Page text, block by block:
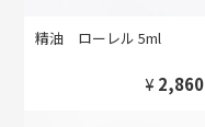
精油 ローレル 5ml
¥ 2,860